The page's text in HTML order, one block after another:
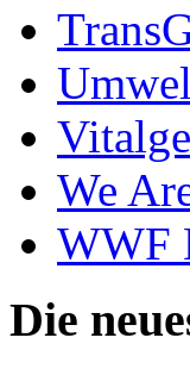
We
WWF
Die